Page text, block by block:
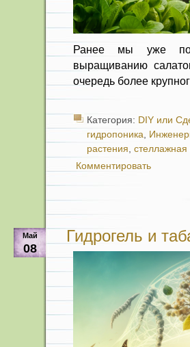
Ранее мы уже
выращиванию
очередь более
Категория: DIY или
гидропоника,
растения, стеллажная
Комментировать
Май
08
Гидрогель и